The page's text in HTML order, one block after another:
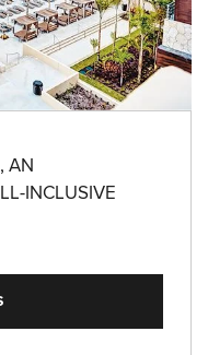
AN
INCLUSIVE